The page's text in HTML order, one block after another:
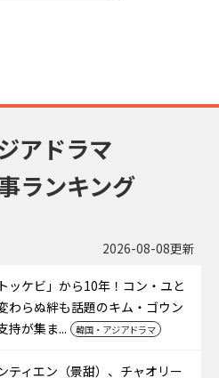
アドラマ
ランキング
2026-08-08更新
トッケビ」から10年！コン・ユと
わらぬ絆も話題のキム・ゴウン
持が集ま...
韓国・アジアドラマ
ティエン（景甜）、チャオリー